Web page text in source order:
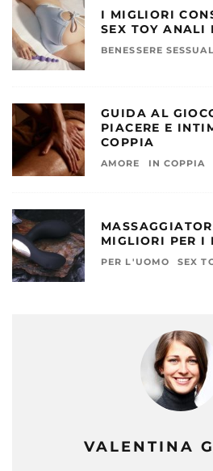
VALENTINA
I MIGLIORI
SEX TOY ANALI
BENESSERE
GUIDA AL
PIACERE E
COPPIA
AMORE IN COPPIA
MIGLIORI PER I
PER L'UOMO SEX